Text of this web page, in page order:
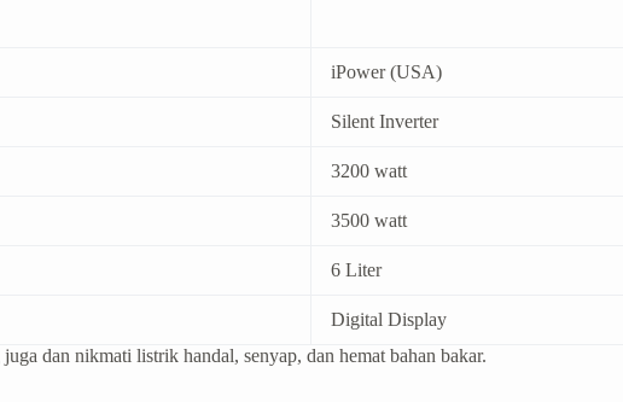
iPower (USA)
Silent Inverter
3200 watt
3500 watt
6 Liter
Digital Display
juga dan nikmati listrik handal, senyap, dan hemat bahan bakar.